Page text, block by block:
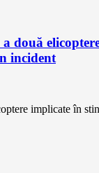
două
incident
implicate în